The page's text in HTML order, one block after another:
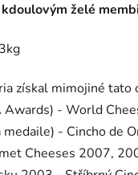
kdoulovým želé
získal mimojiné
- World
- Cincho de
Cheeses 2007,